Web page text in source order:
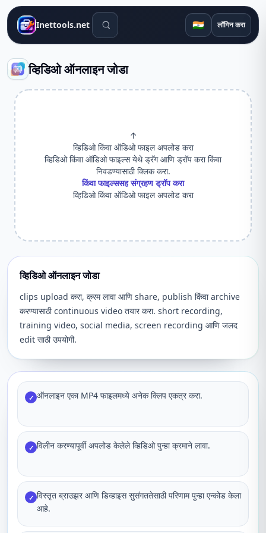
Inettools.net शोध साधने 🇮🇳 लॉगिन करा
व्हिडिओ ऑनलाइन जोडा
↑
व्हिडिओ किंवा ऑडिओ फाइल अपलोड करा
व्हिडिओ किंवा ऑडिओ फाइल्स येथे ड्रॅग आणि ड्रॉप करा किंवा
निवडण्यासाठी क्लिक करा.
किंवा फाइल्ससह संग्रहण ड्रॉप करा
व्हिडिओ किंवा ऑडिओ फाइल अपलोड करा
व्हिडिओ ऑनलाइन जोडा
clips upload करा, क्रम लावा आणि share, publish किंवा archive
करण्यासाठी continuous video तयार करा. short recording,
training video, social media, screen recording आणि जलद
edit साठी उपयोगी.
✓ ऑनलाइन एका MP4 फाइलमध्ये अनेक क्लिप एकत्र करा.
✓ विलीन करण्यापूर्वी अपलोड केलेले व्हिडिओ पुन्हा क्रमाने लावा.
✓ विस्तृत ब्राउझर आणि डिव्हाइस सुसंगततेसाठी परिणाम पुन्हा एन्कोड केला
आहे.